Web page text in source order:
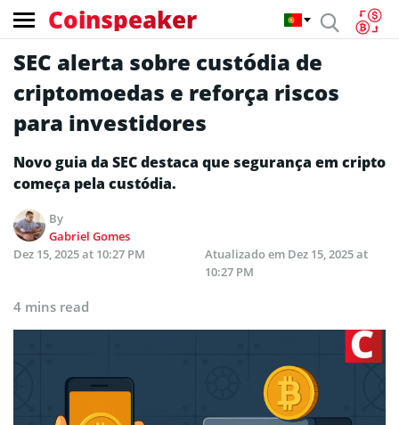
Coinspeaker
SEC alerta sobre custódia de
criptomoedas e reforça riscos
para investidores
Novo guia da SEC destaca que segurança em cripto
começa pela custódia.
By
Gabriel Gomes
Dez 15, 2025 at 10:27 PM
Atualizado em Dez 15, 2025 at
10:27 PM
4 mins read